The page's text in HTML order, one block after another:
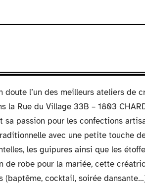
doute l’un des meilleurs ateliers de
la Rue du Village 33B – 1803
passion pour les confections
avec une petite touche
les guipures ainsi que les
de robe pour la mariée, cette
(baptême, cocktail, soirée